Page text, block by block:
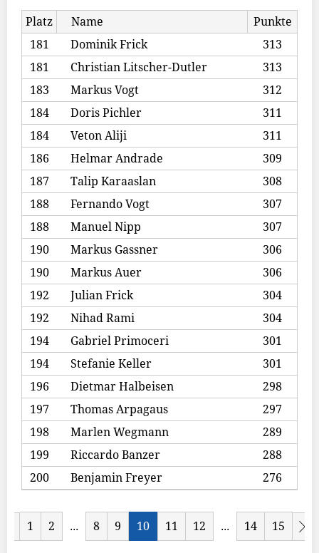
Platz Name
Punkte
181
Dominik Frick
313
181
Christian Litscher-Dutler
313
183
Markus Vogt
312
184
Doris Pichler
311
184
Veton Aliji
311
186
Helmar Andrade
309
187
Talip Karaaslan
308
188
Fernando Vogt
307
188
Manuel Nipp
307
190
Markus Gassner
306
190
Markus Auer
306
192
Julian Frick
304
192
Nihad Rami
304
194
Gabriel Primoceri
301
194
Stefanie Keller
301
196
Dietmar Halbeisen
298
197
Thomas Arpagaus
297
198
Marlen Wegmann
289
199
Riccardo Banzer
288
200
Benjamin Freyer 276
1 2 ... 8 9 10 11 12 ... 14 15